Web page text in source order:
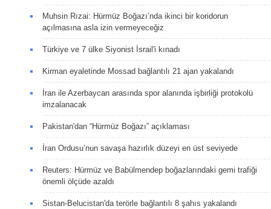
Muhsin Rızai: Hürmüz Boğazı’nda ikinci bir koridorun
açılmasına asla izin vermeyeceğiz
Türkiye ve 7 ülke Siyonist İsrail'i kınadı
Kirman eyaletinde Mossad bağlantılı 21 ajan yakalandı
İran ile Azerbaycan arasında spor alanında işbirliği protokolü
imzalanacak
Pakistan'dan “Hürmüz Boğazı” açıklaması
İran Ordusu’nun savaşa hazırlık düzeyi en üst seviyede
Reuters: Hürmüz ve Babülmendep boğazlarındaki gemi trafiği
önemli ölçüde azaldı
Sistan-Belucistan'da terörle bağlantılı 8 şahıs yakalandı